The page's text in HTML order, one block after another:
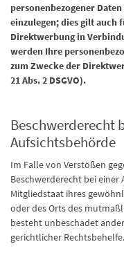
personenbezogener
einzulegen; dies gilt auch
Direktwerbung in
werden Ihre
zum Zwecke der
21 Abs. 2 DSGVO).
Beschwerderecht
Aufsichtsbehörde
Im Falle von Verstößen
Beschwerderecht bei
Mitgliedstaat ihres
oder des Orts des
besteht unbeschadet
gerichtlicher Rechtsbehelfe.